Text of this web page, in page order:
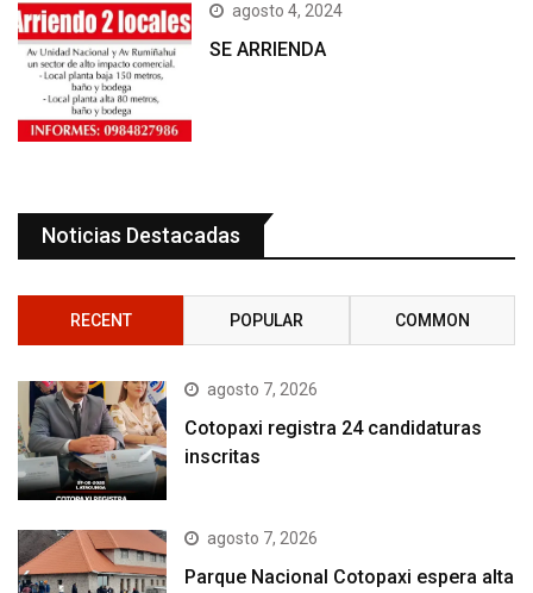
agosto 4, 2024
SE ARRIENDA
Noticias Destacadas
RECENT POPULAR COMMON
agosto 7, 2026
Cotopaxi registra 24 candidaturas
inscritas
agosto 7, 2026
Parque Nacional Cotopaxi espera alta